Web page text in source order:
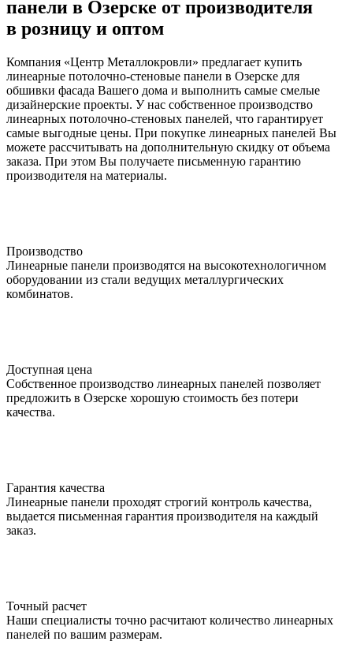
панели в Озерске от производителя
в розницу и оптом
Компания «Центр Металлокровли» предлагает купить
линеарные потолочно-стеновые панели в Озерске для
обшивки фасада Вашего дома и выполнить самые смелые
дизайнерские проекты. У нас собственное производство
линеарных потолочно-стеновых панелей, что гарантирует
самые выгодные цены. При покупке линеарных панелей Вы
можете рассчитывать на дополнительную скидку от объема
заказа. При этом Вы получаете письменную гарантию
производителя на материалы.
Производство
Линеарные панели производятся на высокотехнологичном
оборудовании из стали ведущих металлургических
комбинатов.
Доступная цена
Собственное производство линеарных панелей позволяет
предложить в Озерске хорошую стоимость без потери
качества.
Гарантия качества
Линеарные панели проходят строгий контроль качества,
выдается письменная гарантия производителя на каждый
заказ.
Точный расчет
Наши специалисты точно расчитают количество линеарных
панелей по вашим размерам.